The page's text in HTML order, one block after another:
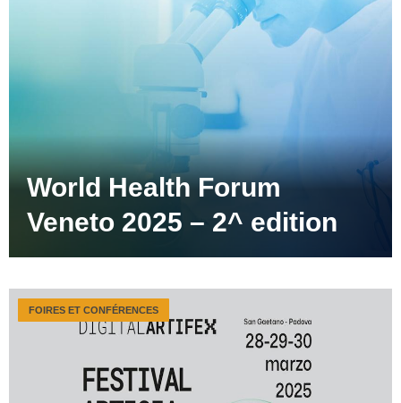
World Health Forum
Veneto 2025 – 2^ edition
FOIRES ET CONFÉRENCES